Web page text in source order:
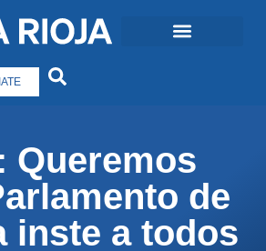
Queremos
de
inste a todos